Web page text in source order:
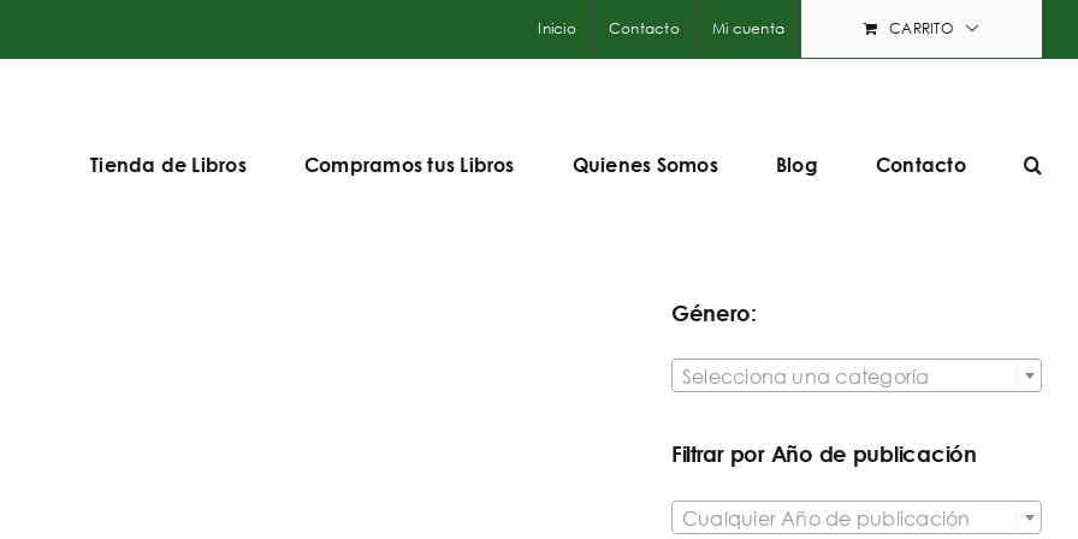
Inicio Contacto Mi cuenta CARRITO
Tienda de Libros Compramos tus Libros Quienes Somos Blog Contacto
Género:
Selecciona una categoría
Filtrar por Año de publicación
Cualquier Año de publicación